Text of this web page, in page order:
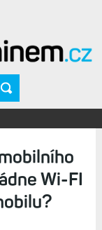
Wi-FI